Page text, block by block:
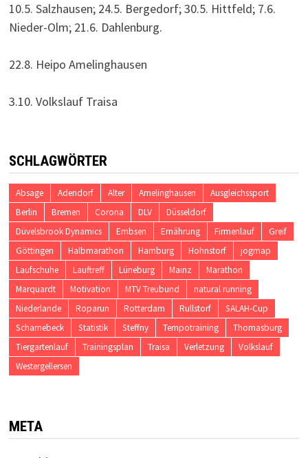
10.5. Salzhausen; 24.5. Bergedorf; 30.5. Hittfeld; 7.6.
Nieder-Olm; 21.6. Dahlenburg.
22.8. Heipo Amelinghausen
3.10. Volkslauf Traisa
SCHLAGWÖRTER
Absage Adendorf Alter Amelinghausen
Ausgleichssport
Berlin
Bremen Corona DLV
Düsseldorf
Düvelsbrook Dynamics
Embsen Ernährung Firmenlauf
Greif
Göttingen
Halbmarathon Hamburg Hohnstorf
jogmap
Laufschuhe
Lauftreff Lüneburg Mainz
Marathon
Marquardt
Motivation MTV Treubund
natural running
Niederlande
Roparun Rotterdam Rullstorf
SALAH-Cup
Scharnebeck
Statistik Steffny Tempotraining
Thomasburg
Tiergartenlauf
Trainingsplan Traisa Verletzung
Volkslauf
Westergellersen
META